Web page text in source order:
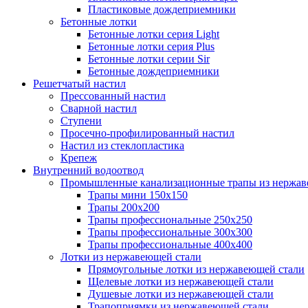
Пластиковые дождеприемники
Бетонные лотки
Бетонные лотки серия Light
Бетонные лотки серия Plus
Бетонные лотки серии Sir
Бетонные дождеприемники
Решетчатый настил
Прессованный настил
Сварной настил
Ступени
Просечно-профилированный настил
Настил из стеклопластика
Крепеж
Внутренний водоотвод
Промышленные канализационные трапы из
Трапы мини 150х150
Трапы 200х200
Трапы профессиональные 250х250
Трапы профессиональные 300х300
Трапы профессиональные 400х400
Лотки из нержавеющей стали
Прямоугольные лотки из нержавеющей стали
Щелевые лотки из нержавеющей стали
Душевые лотки из нержавеющей стали